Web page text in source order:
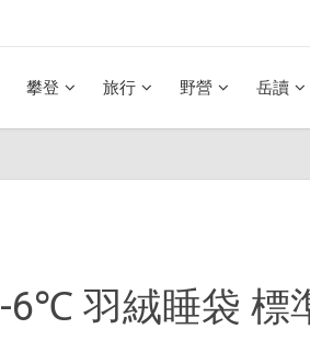
攀登 旅行 野營 岳讀
6℃ 羽絨睡袋 標